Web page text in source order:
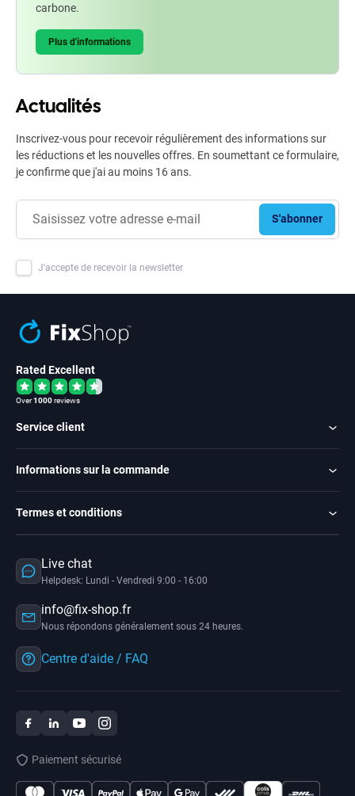
carbone.
Plus d'informations
Actualités
Inscrivez-vous pour recevoir régulièrement des informations sur
les réductions et les nouvelles offres. En soumettant ce formulaire,
je confirme que j'ai au moins 16 ans.
S'abonner
J'accepte de recevoir la newsletter
Rated Excellent
Over1000reviews
Service client
Informations sur la commande
Termes et conditions
Live chat
Helpdesk: Lundi - Vendredi 9:00 - 16:00
info@fix-shop.fr
Nous répondons généralement sous 24 heures.
Centre d'aide / FAQ
Paiement sécurisé